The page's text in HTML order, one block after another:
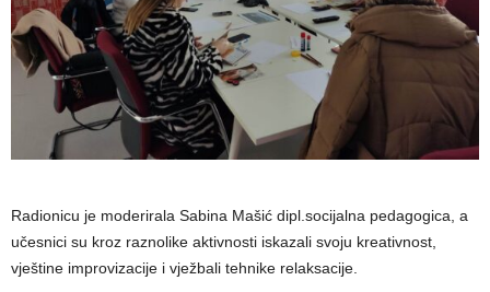
Radionicu je moderirala Sabina Mašić dipl.socijalna pedagogica, a
učesnici su kroz raznolike aktivnosti iskazali svoju kreativnost,
vještine improvizacije i vježbali tehnike relaksacije.